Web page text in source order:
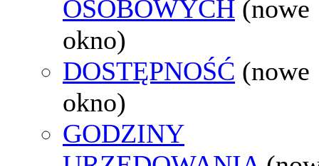
OSOBOWYCH (nowe
okno)
DOSTĘPNOŚĆ (nowe
okno)
GODZINY